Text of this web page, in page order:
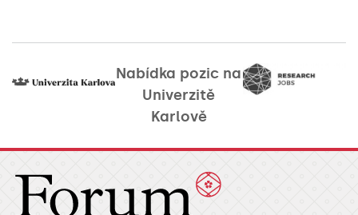
Nabídka pozic na
Univerzitě
Karlově